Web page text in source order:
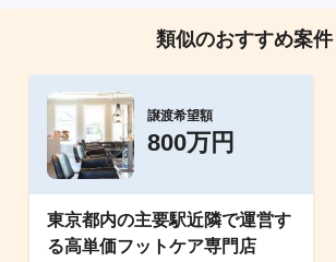
類似のおすすめ案件
譲渡希望額
800万円
東京都内の主要駅近隣で運営す
る高単価フットケア専門店